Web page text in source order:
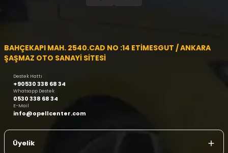
BAHÇEKAPI MAH. 2540.CAD NO :14 ETİMESGUT / ANKARA
ŞAŞMAZ OTO SANAYİ SİTESİ
Destek Hattı
+90530 338 68 34
Whatsapp Destek
0530 338 68 34
E-Mail
info@opellcenter.com
Üyelik